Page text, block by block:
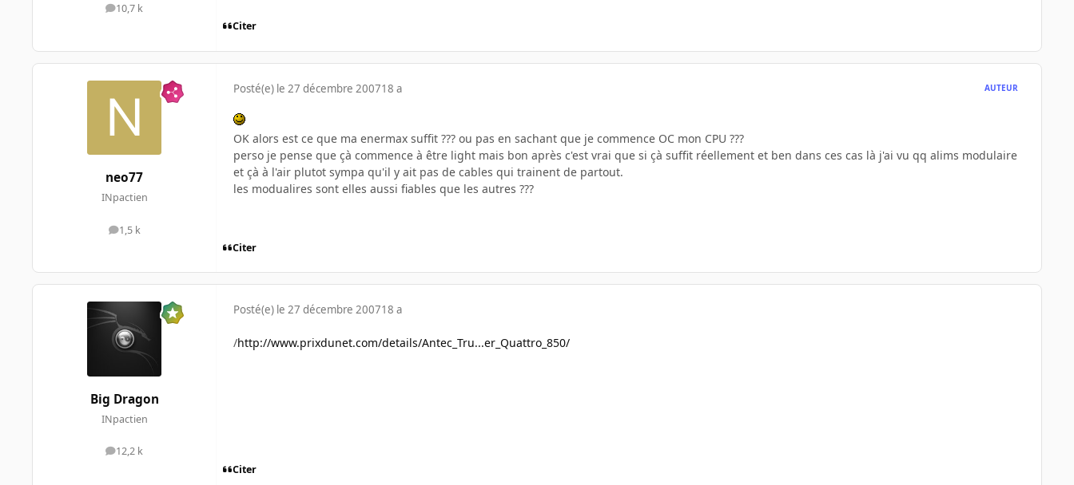
10,7 k
messages
Citer
neo77
INpactien
1,5 k
messages
Posté(e) le 27 décembre 200718 a AUTEUR
OK alors est ce que ma enermax suffit ??? ou pas en sachant que je commence OC mon CPU ???
perso je pense que çà commence à être light mais bon après c'est vrai que si çà suffit réellement et ben dans ces cas là j'ai vu qq alims modulaire
et çà à l'air plutot sympa qu'il y ait pas de cables qui trainent de partout.
les modualires sont elles aussi fiables que les autres ???
Citer
Big Dragon
INpactien
12,2 k
messages
Posté(e) le 27 décembre 200718 a
/http://www.prixdunet.com/details/Antec_Tru...er_Quattro_850/
Citer